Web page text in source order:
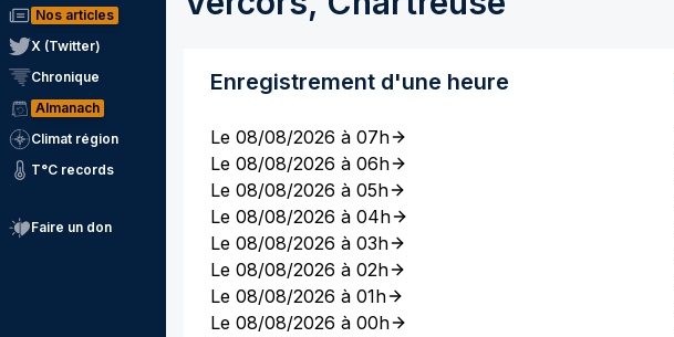
Nos articles
X (Twitter)
Chronique
Almanach
Climat région
T°C records
Faire un don
Enregistrement d'une heure
Le 08/08/2026 à 07h
Le 08/08/2026 à 06h
Le 08/08/2026 à 05h
Le 08/08/2026 à 04h
Le 08/08/2026 à 03h
Le 08/08/2026 à 02h
Le 08/08/2026 à 01h
Le 08/08/2026 à 00h